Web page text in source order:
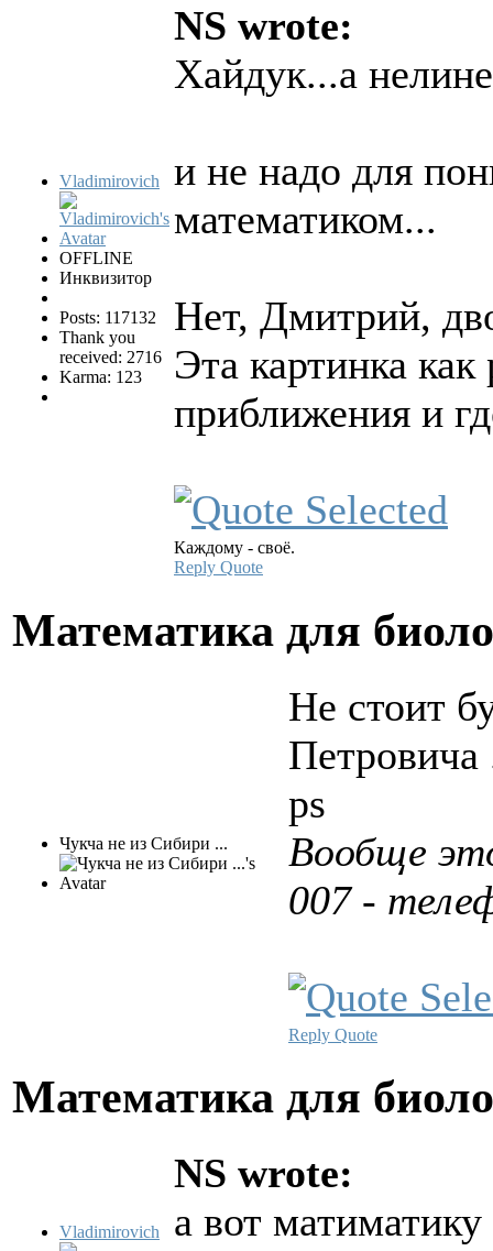
Vladimirovich
OFFLINE
Инквизитор
Posts: 117132
Thank you
received: 2716
Karma: 123
NS wrote:
Хайдук...а
и не надо для
математиком...
Нет, Дмитрий,
Эта картинка как
приближения и
Каждому - своё.
Reply Quote
Математика для
Чукча не из Сибири ...
Не стоит
Петровича
ps
Вообще
007 -
Reply Quote
Математика для
Vladimirovich
NS wrote:
а вот